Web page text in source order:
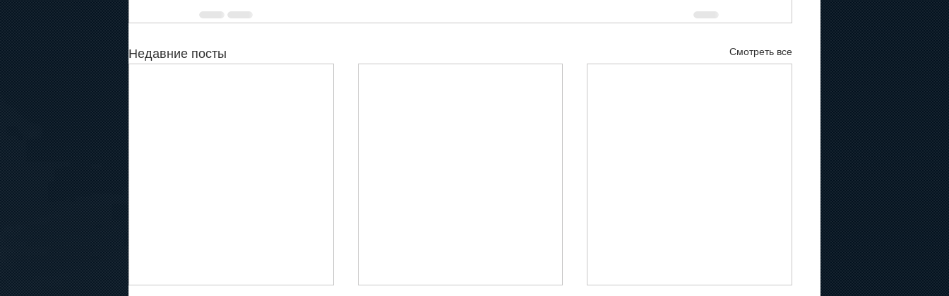
Недавние посты Смотреть все